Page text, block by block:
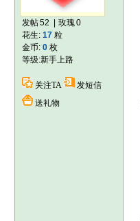
发帖52 玫瑰0
花生: 17粒
金币: 0枚
等级:新手上路
关注TA
发短信
送礼物